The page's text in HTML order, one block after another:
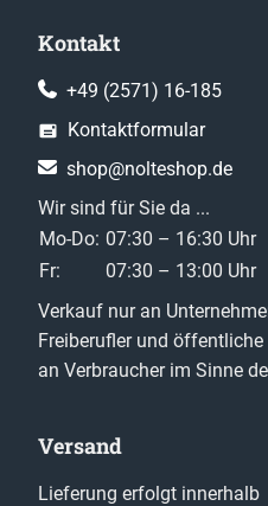
Kontakt
+49 (2571) 16-185
Kontaktformular
shop@nolteshop.de
Wir sind für Sie da ...
Mo-Do: 07:30 – 16:30 Uhr
Fr:
07:30 – 13:00 Uhr
Verkauf nur an
Freiberufler und
an Verbraucher im Sinne
Versand
Lieferung erfolgt innerhalb